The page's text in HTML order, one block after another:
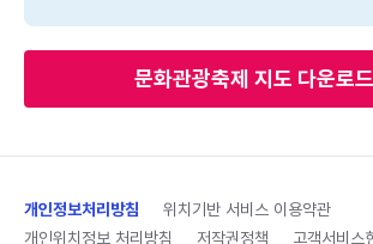
문화관광축제 지도 다운로드
개인정보처리방침
위치기반 서비스 이용약관
개인위치정보 처리방침
저작권정책 고객서비스